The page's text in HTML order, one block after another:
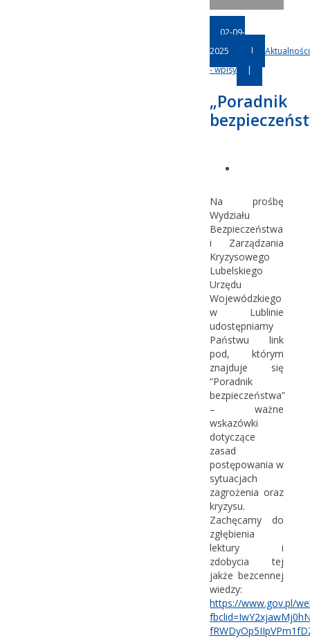
02-09-
2025
|
Aktualności
- wpisy
|
„Poradnik
Na prośbę
Wydziału
Bezpieczeństwa
i Zarządzania
Kryzysowego
Lubelskiego
Urzędu
Wojewódzkiego
w Lublinie
udostępniamy
Państwu link
pod, którym
znajduje się
“Poradnik
bezpieczeństwa”
– ważne
wskazówki
dotyczące
zasad
postępowania w
sytuacjach
zagrożenia oraz
kryzysu.
Zachęcamy do
zgłębienia
lektury i
zdobycia tej
jakże bezcennej
wiedzy:
https://www.gov.pl/